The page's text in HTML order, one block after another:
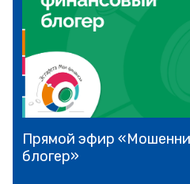
Прямой эфир
блогер»